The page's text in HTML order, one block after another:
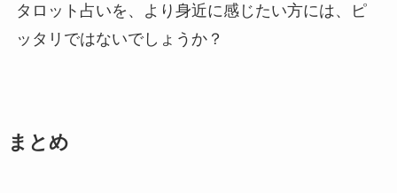
タロット占いを、より身近に感じたい方には、ピ
ッタリではないでしょうか？
まとめ